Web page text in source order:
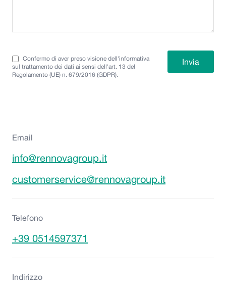
Confermo di aver preso visione dell'informativa
sul trattamento dei dati ai sensi dell'art. 13 del
Regolamento (UE) n. 679/2016 (GDPR).
Email
info@rennovagroup.it
customerservice@rennovagroup.it
Telefono
+39 0514597371
Indirizzo